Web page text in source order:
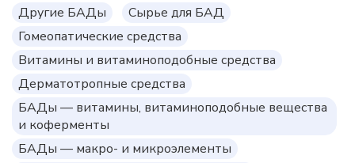
Другие БАДы
Сырье для БАД
Гомеопатические средства
Витамины и витаминоподобные средства
Дерматотропные средства
БАДы — витамины, витаминоподобные вещества
и коферменты
БАДы — макро- и микроэлементы